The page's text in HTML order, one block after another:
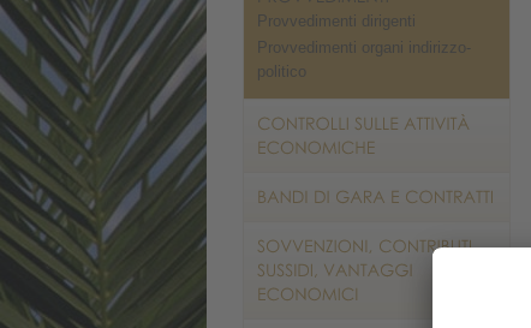
Provvedimenti dirigenti
Provvedimenti organi indirizzo-
politico